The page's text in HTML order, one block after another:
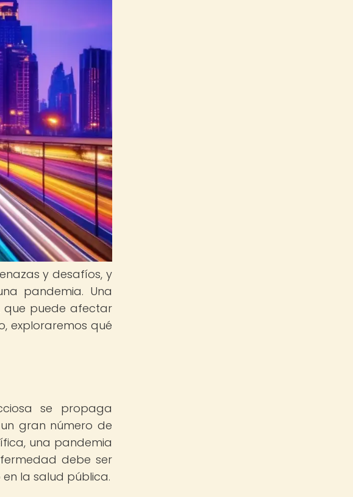
y desafíos, y
pandemia. Una
que puede afectar
exploraremos qué
se propaga
gran número de
una pandemia
debe ser
la salud pública.